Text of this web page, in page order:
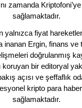
zamanda
sağlamaktadır.
yalnızca fiyat
inanan Ergin, finans ve
doğrulanmış
bir editoryal
açısı ve şeffaflık
kripto para
sağlamaktadır.